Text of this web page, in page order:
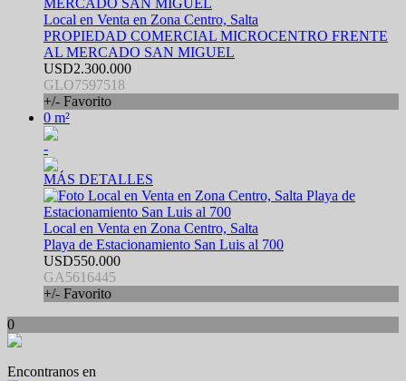
Local en Venta en Zona Centro, Salta
PROPIEDAD COMERCIAL MICROCENTRO FRENTE
AL MERCADO SAN MIGUEL
USD2.300.000
GLO7597518
+/- Favorito
0 m²
-
MÁS DETALLES
Local en Venta en Zona Centro, Salta
Playa de Estacionamiento San Luis al 700
USD550.000
GA5616445
+/- Favorito
0
Encontranos en